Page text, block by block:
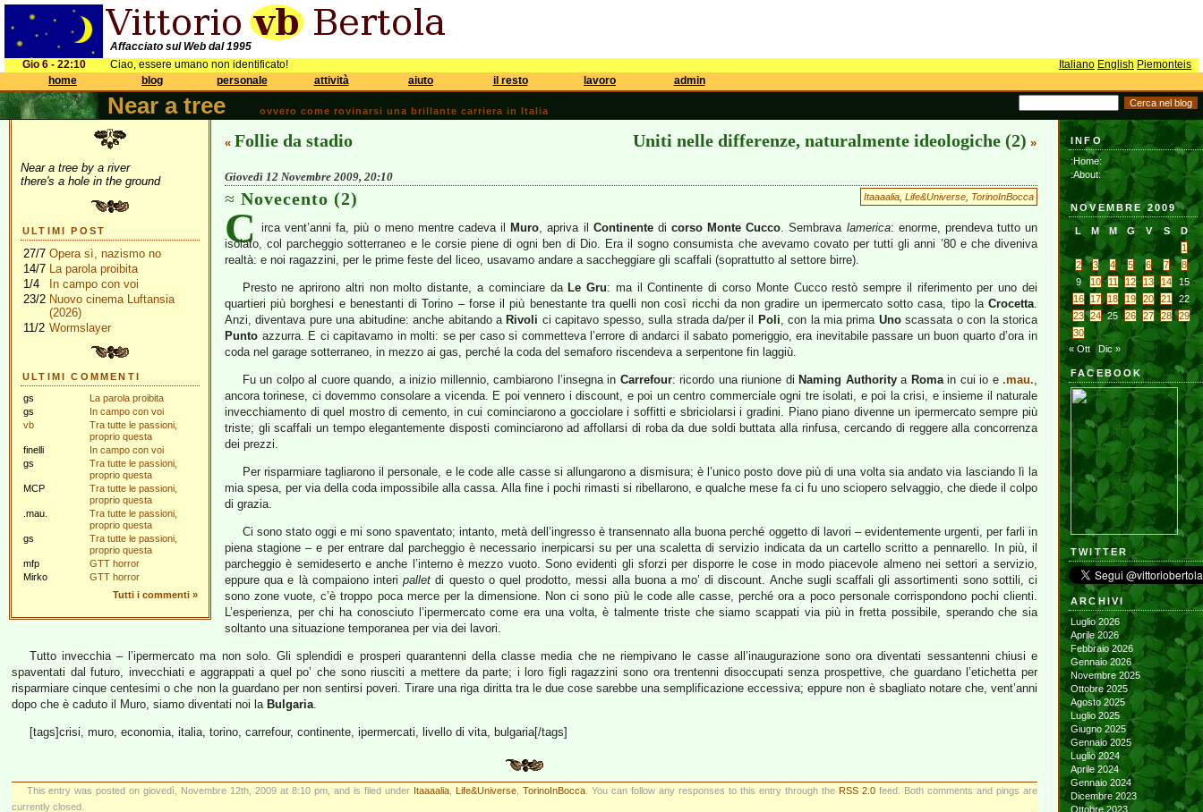
Affacciato sul Web dal 1995
Gio 6 - 22:10
Ciao, essere umano non identificato! Italiano English Piemonteis
home
blog personale attività aiuto il resto lavoro admin
Near a tree ovvero come rovinarsi una brillante carriera in Italia
Near a tree by a river
there's a hole in the ground
ULTIMI POST
27/7 Opera sì, nazismo no
14/7 La parola proibita
1/4
In campo con voi
23/2 Nuovo cinema Luftansia
(2026)
11/2 Wormslayer
ULTIMI COMMENTI
gs
La parola proibita
gs
In campo con voi
vb
Tra tutte le passioni,
proprio questa
finelli
In campo con voi
gs
Tra tutte le passioni,
proprio questa
MCP
Tra tutte le passioni,
proprio questa
.mau.
Tra tutte le passioni,
proprio questa
gs
Tra tutte le passioni,
proprio questa
mfp
GTT horror
Mirko
GTT horror
Tutti i commenti »
« Follie da stadio Uniti nelle differenze, naturalmente ideologiche (2) »
Giovedì 12 Novembre 2009, 20:10
Itaaaalia Life&Universe TorinoInBocca
Novecento (2)
C irca vent’anni fa, più o meno mentre cadeva il Muro, apriva il Continentedi corso Monte Cucco. Sembrava lamerica: enorme, prendeva tutto un
isolato, col parcheggio sotterraneo e le corsie piene di ogni ben di Dio. Era il sogno consumista che avevamo covato per tutti gli anni ’80 e che diveniva
realtà: e noi ragazzini, per le prime feste del liceo, usavamo andare a saccheggiare gli scaffali (soprattutto al settore birre).
Presto ne aprirono altri non molto distante, a cominciare da Le Gru: ma il Continente di corso Monte Cucco restò sempre il riferimento per uno dei
quartieri più borghesi e benestanti di Torino – forse il più benestante tra quelli non così ricchi da non gradire un ipermercato sotto casa, tipo la Crocetta.
Anzi, diventava pure una abitudine: anche abitando a Rivoli ci capitavo spesso, sulla strada da/per il Poli, con la mia prima Unoscassata o con la storica
Punto azzurra. E ci capitavamo in molti: se per caso si commetteva l’errore di andarci il sabato pomeriggio, era inevitabile passare un buon quarto d’ora in
coda nel garage sotterraneo, in mezzo ai gas, perché la coda del semaforo riscendeva a serpentone fin laggiù.
Fu un colpo al cuore quando, a inizio millennio, cambiarono l’insegna in Carrefour: ricordo una riunione di Naming Authoritya Romain cui io e .mau.,
ancora torinese, ci dovemmo consolare a vicenda. E poi vennero i discount, e poi un centro commerciale ogni tre isolati, e poi la crisi, e insieme il naturale
invecchiamento di quel mostro di cemento, in cui cominciarono a gocciolare i soffitti e sbriciolarsi i gradini. Piano piano divenne un ipermercato sempre più
triste; gli scaffali un tempo elegantemente disposti cominciarono ad affollarsi di roba da due soldi buttata alla rinfusa, cercando di reggere alla concorrenza
dei prezzi.
Per risparmiare tagliarono il personale, e le code alle casse si allungarono a dismisura; è l’unico posto dove più di una volta sia andato via lasciando lì la
mia spesa, per via della coda impossibile alla cassa. Alla fine i pochi rimasti si ribellarono, e qualche mese fa ci fu uno sciopero selvaggio, che diede il colpo
di grazia.
Ci sono stato oggi e mi sono spaventato; intanto, metà dell’ingresso è transennato alla buona perché oggetto di lavori – evidentemente urgenti, per farli in
piena stagione – e per entrare dal parcheggio è necessario inerpicarsi su per una scaletta di servizio indicata da un cartello scritto a pennarello. In più, il
parcheggio è semideserto e anche l’interno è mezzo vuoto. Sono evidenti gli sforzi per disporre le cose in modo piacevole almeno nei settori a servizio,
eppure qua e là compaiono interipallet di questo o quel prodotto, messi alla buona a mo’ di discount. Anche sugli scaffali gli assortimenti sono sottili, ci
sono zone vuote, c’è troppo poca merce per la dimensione. Non ci sono più le code alle casse, perché ora a poco personale corrispondono pochi clienti.
L’esperienza, per chi ha conosciuto l’ipermercato come era una volta, è talmente triste che siamo scappati via più in fretta possibile, sperando che sia
soltanto una situazione temporanea per via dei lavori.
Tutto invecchia – l’ipermercato ma non solo. Gli splendidi e prosperi quarantenni della classe media che ne riempivano le casse all’inaugurazione sono ora diventati sessantenni chiusi e
spaventati dal futuro, invecchiati e aggrappati a quel po’ che sono riusciti a mettere da parte; i loro figli ragazzini sono ora trentenni disoccupati senza prospettive, che guardano l’etichetta per
risparmiare cinque centesimi o che non la guardano per non sentirsi poveri. Tirare una riga diritta tra le due cose sarebbe una semplificazione eccessiva; eppure non è sbagliato notare che, vent’anni
dopo che è caduto il Muro, siamo diventati noi la Bulgaria.
[tags]crisi, muro, economia, italia, torino, carrefour, continente, ipermercati, livello di vita, bulgaria[/tags]
This entry was posted on giovedì, Novembre 12th, 2009 at 8:10 pm, and is filed under Itaaaalia Life&Universe ,TorinoInBocca . You can follow any responses to this entry through the RSS 2.0 feed. Both comments and pings are
currently closed.
INFO
:Home:
:About:
NOVEMBRE 2009
L M M G V S
D
1
2
3 4 5 6 7
8
9
10 11 12 13 14
15
16
17 18 19 20 21
22
23
24 25 26 27 28
29
30
« Ott
Dic »
FACEBOOK
TWITTER
ARCHIVI
Luglio 2026
Aprile 2026
Febbraio 2026
Gennaio 2026
Novembre 2025
Ottobre 2025
Agosto 2025
Luglio 2025
Giugno 2025
Gennaio 2025
Luglio 2024
Aprile 2024
Gennaio 2024
Dicembre 2023
Ottobre 2023